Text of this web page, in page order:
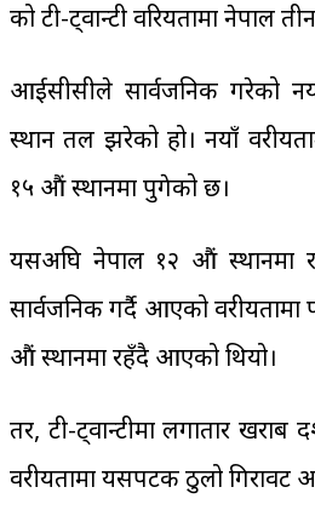
को टी-ट्वान्टी वरियतामा नेपाल
आईसीसीले सार्वजनिक गरेको
स्थान तल झरेको हो। नयाँ
१५ औं स्थानमा पुगेको छ।
यसअघि नेपाल १२ औं स्थानमा
सार्वजनिक गर्दै आएको वरीयतामा
औं स्थानमा रहँदै आएको थियो।
तर, टी-ट्वान्टीमा लगातार खराब
वरीयतामा यसपटक ठुलो गिरावट